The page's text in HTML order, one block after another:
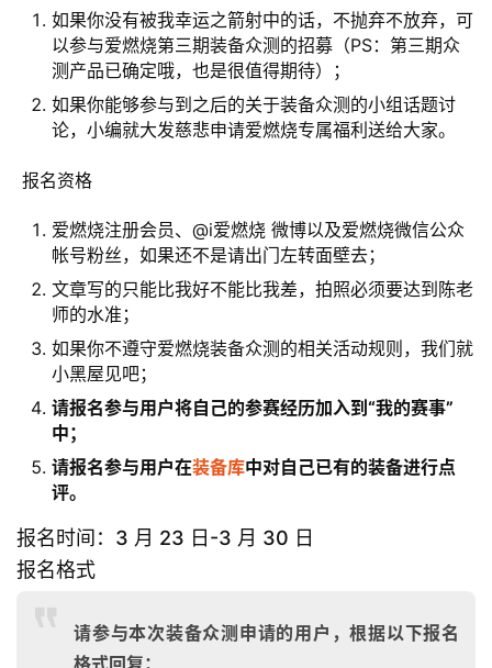
如果你没有被我幸运之箭射中的话，不抛弃不放弃，可
以参与爱燃烧第三期装备众测的招募（PS：第三期众
测产品已确定哦，也是很值得期待）；
如果你能够参与到之后的关于装备众测的小组话题讨
论，小编就大发慈悲申请爱燃烧专属福利送给大家。
报名资格
爱燃烧注册会员、@i爱燃烧 微博以及爱燃烧微信公众
帐号粉丝，如果还不是请出门左转面壁去；
文章写的只能比我好不能比我差，拍照必须要达到陈老
师的水准；
如果你不遵守爱燃烧装备众测的相关活动规则，我们就
小黑屋见吧；
请报名参与用户将自己的参赛经历加入到“我的赛事”
中；
请报名参与用户在装备库中对自己已有的装备进行点
评。
报名时间：3 月 23 日-3 月 30 日
报名格式
请参与本次装备众测申请的用户，根据以下报名
格式回复：